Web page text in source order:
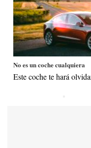
No es un coche cualquiera
Este coche te hará